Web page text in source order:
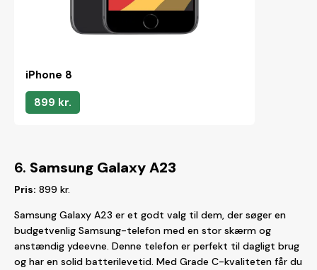
iPhone 8
899 kr.
6. Samsung Galaxy A23
Pris: 899 kr.
Samsung Galaxy A23 er et godt valg til dem, der søger en
budgetvenlig Samsung-telefon med en stor skærm og
anstændig ydeevne. Denne telefon er perfekt til dagligt brug
og har en solid batterilevetid. Med Grade C-kvaliteten får du